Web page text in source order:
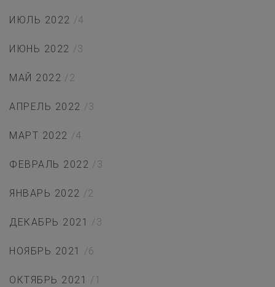
ИЮЛЬ 2022 /4
ИЮНЬ 2022 /3
МАЙ 2022 /2
АПРЕЛЬ 2022 /3
МАРТ 2022 /4
ФЕВРАЛЬ 2022 /3
ЯНВАРЬ 2022 /2
ДЕКАБРЬ 2021 /3
НОЯБРЬ 2021 /6
ОКТЯБРЬ 2021 /1